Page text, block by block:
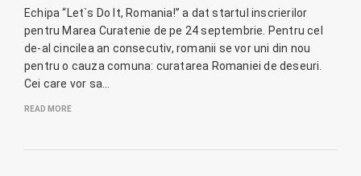
Echipa “Let`s Do It, Romania!” a dat startul inscrierilor
pentru Marea Curatenie de pe 24 septembrie. Pentru cel
de-al cincilea an consecutiv, romanii se vor uni din nou
pentru o cauza comuna: curatarea Romaniei de deseuri.
Cei care vor sa…
READ MORE